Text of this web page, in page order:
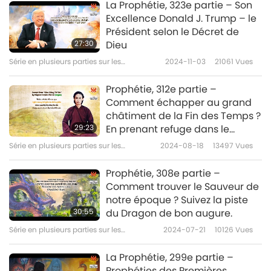
notre planète
6
31:25
Prophétie de l'âge d'or, 120e
partie – La vision du roi
Jayabaya sur la Reine de la
Paix et la Justice
Série en plusieurs parties sur les
anciennes prédictions à propos de notre
planète
2020-12-13 7532Vues
7
23:22
Prophétie de l'âge d'or, 121e
partie – La vision du roi
Jayabaya sur la Reine de la
Paix et la Justice
Série en plusieurs parties sur les
anciennes prédictions à propos de notre
planète
2020-12-20 8454Vues
8
23:35
Prophétie de l'âge d'or, 122e
partie – La vision du roi
Jayabaya sur la Reine de la
Paix et la Justice
Série en plusieurs parties sur les
anciennes prédictions à propos de notre
planète
2020-12-27 6937Vues
27:30
La Prophétie, 323e partie – Son
Excellence Donald J. Trump – le
Président selon le Décret de
Dieu
Série en plusieurs parties sur les
2024-11-03 21061 Vues
29:23
Prophétie, 312e partie –
Comment échapper au grand
châtiment de la Fin des Temps ?
En prenant refuge dans le
Bouddha Maitreya Inégalé, le
tourner la roue du Dharma
Série en plusieurs parties sur les
2024-08-18 13497 Vues
30:55
Prophétie, 308e partie –
Comment trouver le Sauveur de
notre époque ? Suivez la piste
du Dragon de bon augure.
Série en plusieurs parties sur les
2024-07-21 10126 Vues
La Prophétie, 299e partie –